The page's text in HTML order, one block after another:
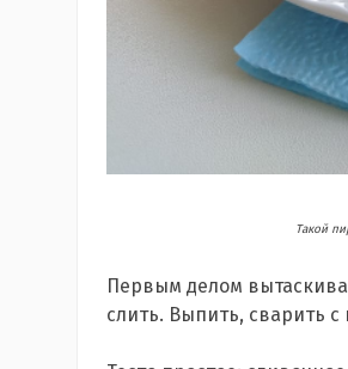
Такой
Первым делом
слить. Выпить, сварить